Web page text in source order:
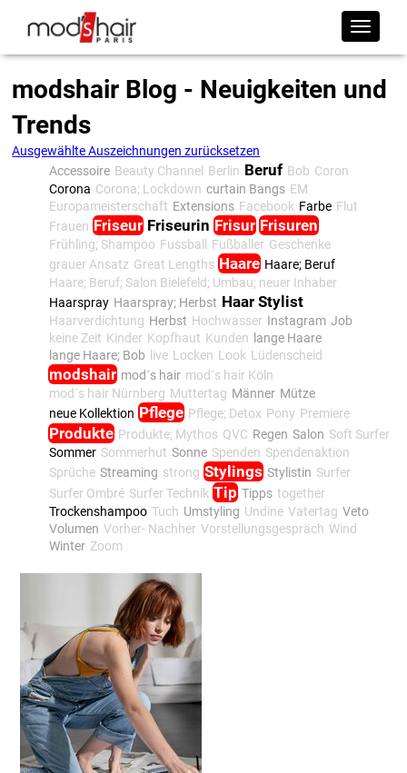
modshair Blog - Neuigkeiten und
Trends
Ausgewählte Auszeichnungen zurücksetzen
Accessoire Beauty Channel Berlin Beruf Bob Coron
Corona Corona; Lockdown curtain Bangs EM
Europameisterschaft Extensions Facebook Farbe Flut
Frauen Friseur Friseurin Frisur Frisuren
Frühling; Shampoo Fussball Fußballer Geschenke
grauer Ansatz Great Lengths Haare Haare; Beruf
Haare; Beruf; Salon Bielefeld; Umbau; neuer Inhaber
Haarspray Haarspray; Herbst Haar Stylist
Haarverdichtung Herbst Hochwasser Instagram Job
keine Zeit Kinder Kopfhaut Kunden
lange Haare
lange Haare; Bob
live Locken Look Lüdenscheid
modshair mod´s hair mod´s hair Köln
mod´s hair Nürnberg Muttertag Männer Mütze
neue Kollektion Pflege Pflege; Detox Pony Premiere
Produkte Produkte; Mythos QVC Regen Salon Soft Surfer
Sommer Sommerhut Sonne Spenden Spendenaktion
Sprüche Streaming strong Stylings Stylistin Surfer
Surfer Ombré Surfer Technik Tip Tipps together
Trockenshampoo Tuch Umstyling Undine Vatertag Veto
Volumen Vorher- Nachher Vorstellungsgespräch Wind
Winter Zoom